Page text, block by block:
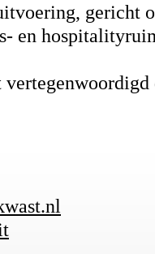
gericht
en
vertegenwoordigd